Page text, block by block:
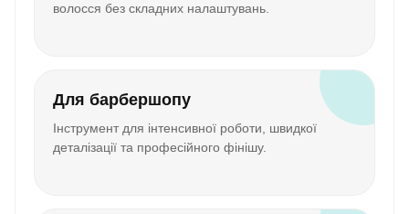
волосся без складних налаштувань.
Для барбершопу
Інструмент для інтенсивної роботи, швидкої
деталізації та професійного фінішу.